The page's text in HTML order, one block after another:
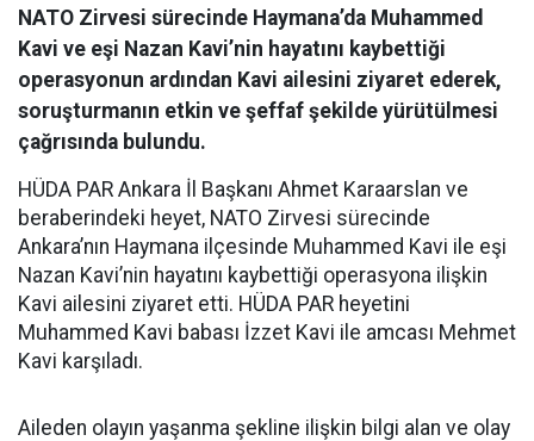
NATO Zirvesi sürecinde Haymana’da Muhammed
Kavi ve eşi Nazan Kavi’nin hayatını kaybettiği
operasyonun ardından Kavi ailesini ziyaret ederek,
soruşturmanın etkin ve şeffaf şekilde yürütülmesi
çağrısında bulundu.
HÜDA PAR Ankara İl Başkanı Ahmet Karaarslan ve
beraberindeki heyet, NATO Zirvesi sürecinde
Ankara’nın Haymana ilçesinde Muhammed Kavi ile eşi
Nazan Kavi’nin hayatını kaybettiği operasyona ilişkin
Kavi ailesini ziyaret etti. HÜDA PAR heyetini
Muhammed Kavi babası İzzet Kavi ile amcası Mehmet
Kavi karşıladı.
Aileden olayın yaşanma şekline ilişkin bilgi alan ve olay